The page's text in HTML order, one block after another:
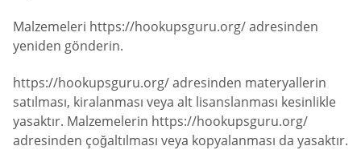
Malzemeleri https://hookupsguru.org/ adresinden
yeniden gönderin.
https://hookupsguru.org/ adresinden materyallerin
satılması, kiralanması veya alt lisanslanması kesinlikle
yasaktır. Malzemelerin https://hookupsguru.org/
adresinden çoğaltılması veya kopyalanması da yasaktır.